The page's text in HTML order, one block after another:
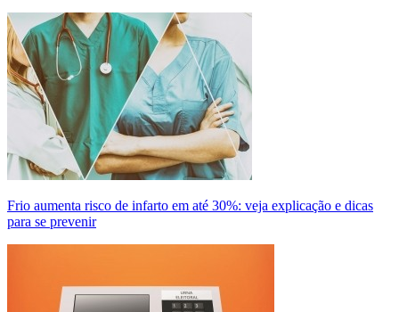
Frio aumenta risco de infarto em até 30%: veja explicação e dicas
para se prevenir